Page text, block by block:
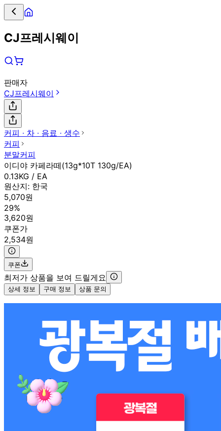
CJ프레시웨이
판매자
CJ프레시웨이
커피 ∙ 차 ∙ 음료 ∙ 생수
커피
분말커피
이디야 카페라떼(13g*10T 130g/EA)
0.13KG / EA
원산지: 한국
5,070원
29%
3,620원
쿠폰가
2,534원
쿠폰
최저가 상품을 보여 드릴게요
상세 정보 구매 정보 상품 문의